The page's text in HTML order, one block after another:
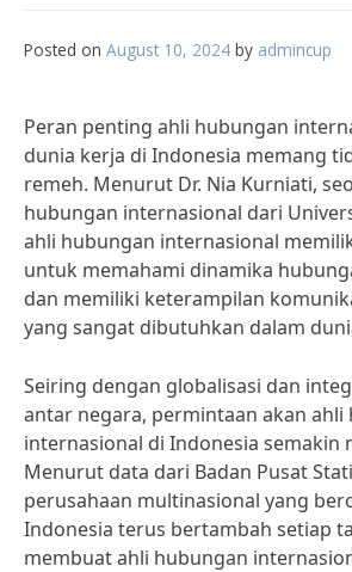
Posted on August 10, 2024 by admincup
Peran penting ahli hubungan
dunia kerja di Indonesia memang
remeh. Menurut Dr. Nia Kurniati,
hubungan internasional dari
ahli hubungan internasional
untuk memahami dinamika
dan memiliki keterampilan
yang sangat dibutuhkan dalam
Seiring dengan globalisasi dan
antar negara, permintaan akan ahli
internasional di Indonesia semakin
Menurut data dari Badan Pusat
perusahaan multinasional yang
Indonesia terus bertambah setiap
membuat ahli hubungan